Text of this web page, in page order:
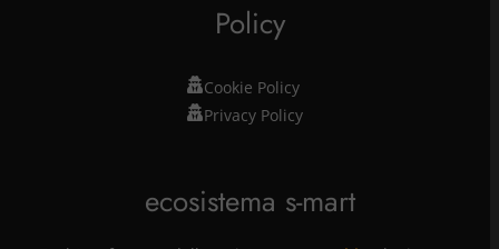
Policy
Cookie Policy
Privacy Policy
ecosistema s-mart